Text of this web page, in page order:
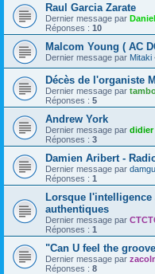
Raul Garcia Zarate
Dernier message par
Réponses : 10
Malcom Young ( AC
Dernier message par Mitaki
Décès de l'organiste
Dernier message par
Réponses : 5
Andrew York
Dernier message par didier
Réponses : 3
Damien Aribert -
Dernier message par
Réponses : 1
Lorsque
authentiques
Dernier message par
Réponses : 1
"Can U feel the
Dernier message par
Réponses : 8